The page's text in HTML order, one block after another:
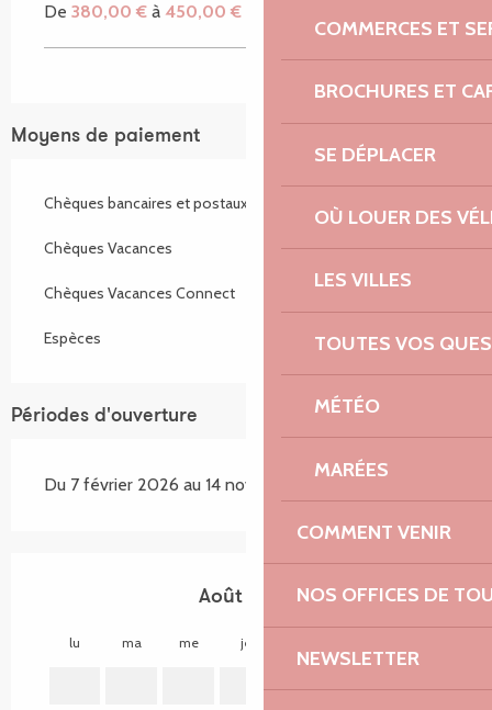
COMMERCES ET
BROCHURES ET
SE DÉPLACER
OÙ LOUER DES
LES VILLES
TOUTES VOS
MÉTÉO
MARÉES
COMMENT VENIR
NOS OFFICES DE
NEWSLETTER
De 380,00 € à 450,00 €
Moyens de paiement
Chèques bancaires et postaux
Chèques Vacances
Chèques Vacances Connect
Espèces
Périodes d'ouverture
Du 7 février 2026 au 14 novembre 2026
Août 2026
lu ma me je
1 2